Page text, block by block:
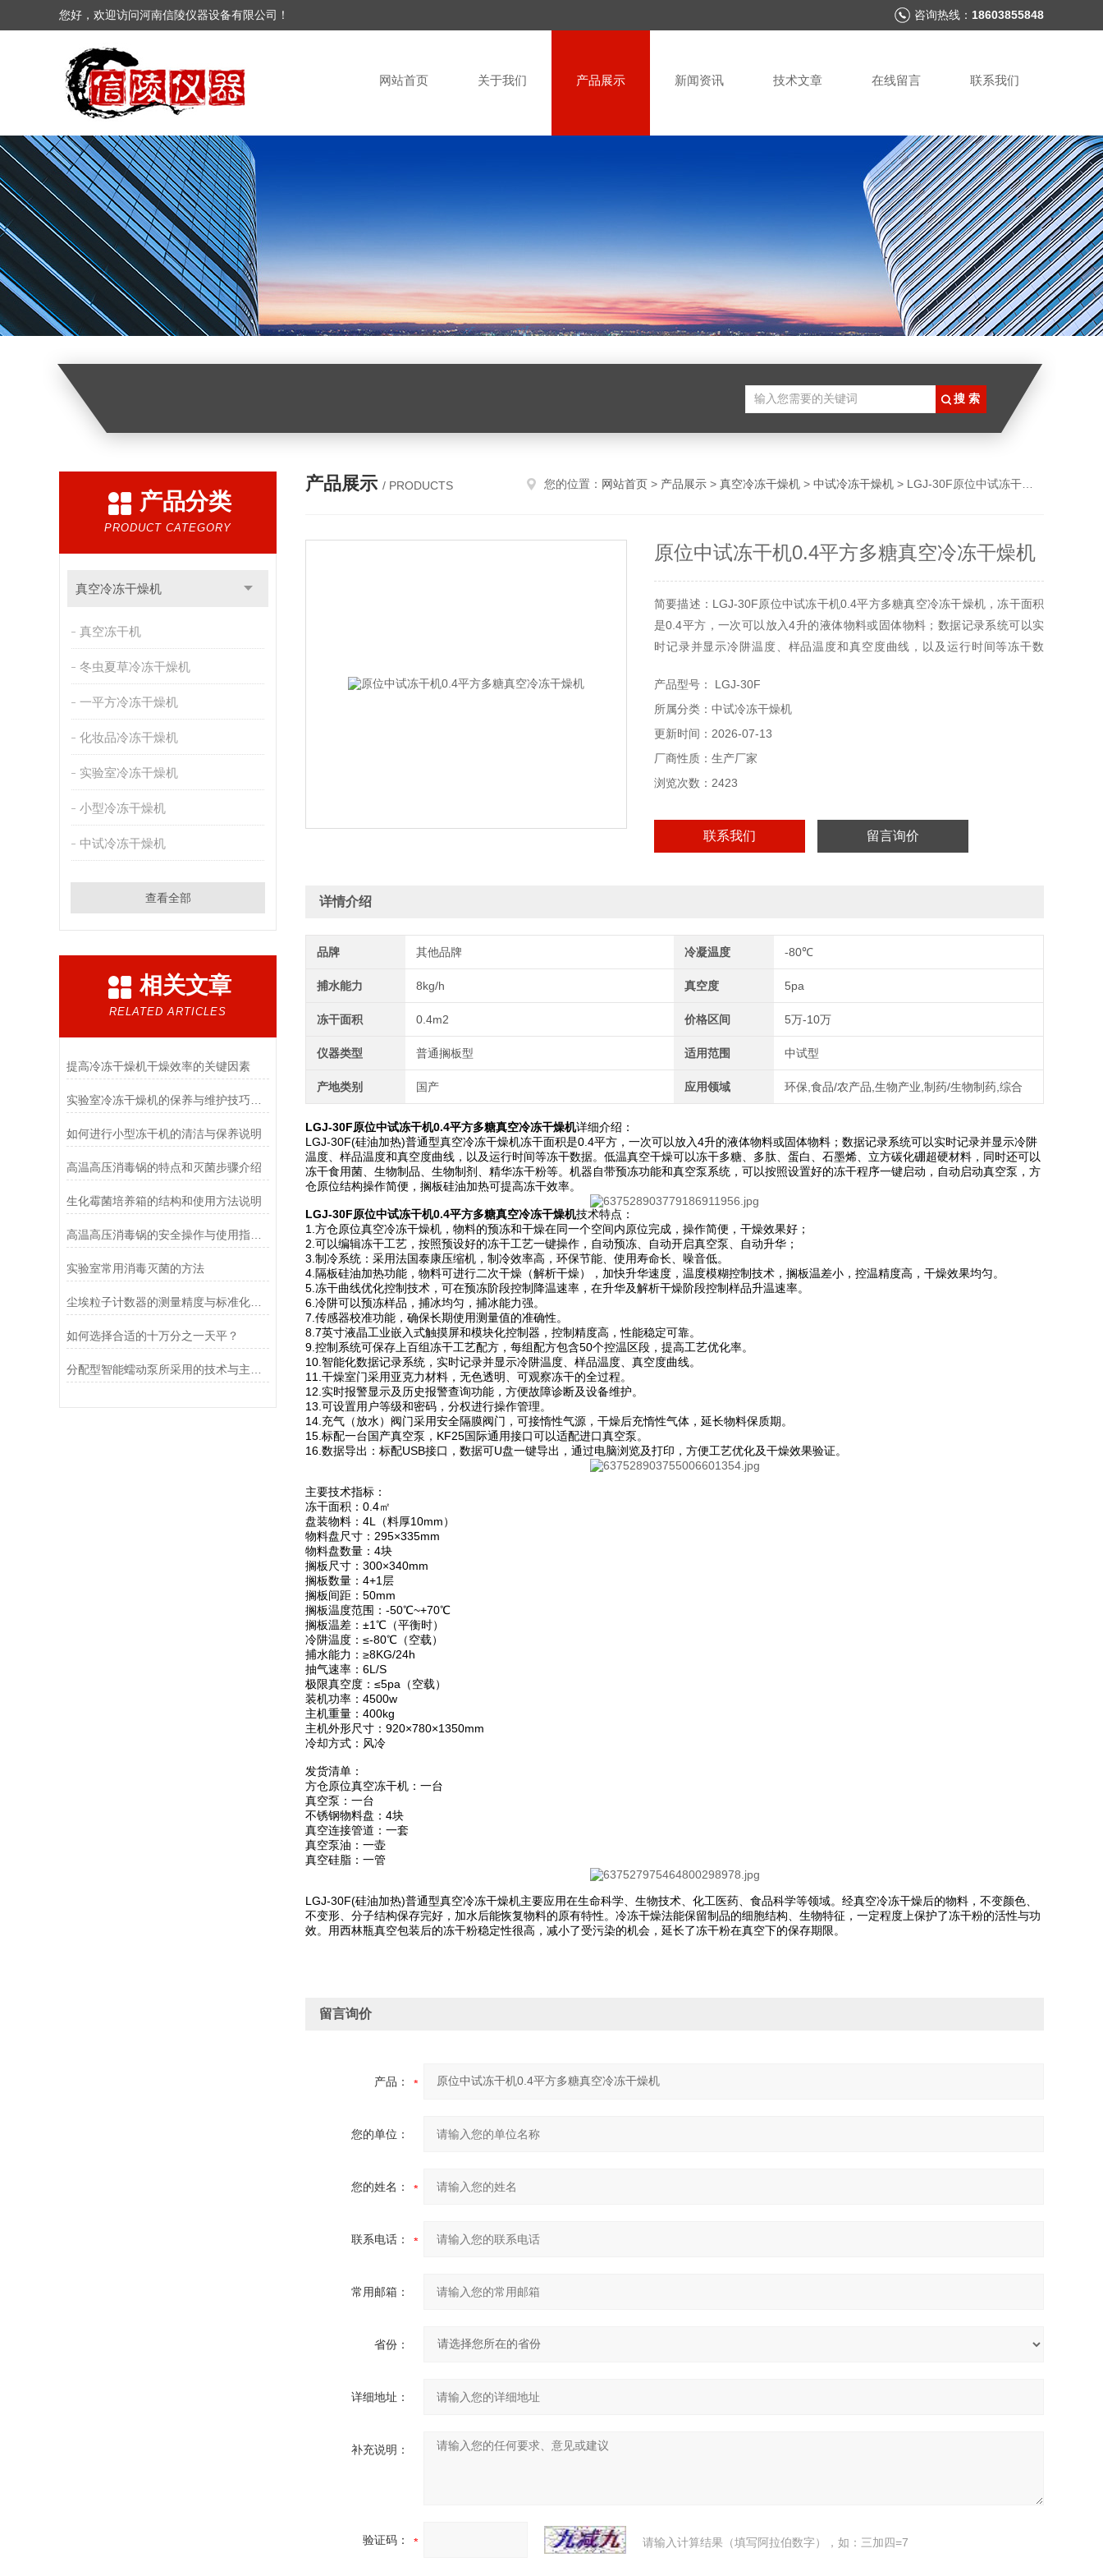
您好，欢迎访问河南信陵仪器设备有限公司！ 咨询热线： 18603855848
网站首页 关于我们 产品展示 新闻资讯 技术文章 在线留言 联系我们
产品分类
PRODUCT CATEGORY
真空冷冻干燥机
真空冻干机
冬虫夏草冷冻干燥机
一平方冷冻干燥机
化妆品冷冻干燥机
实验室冷冻干燥机
小型冷冻干燥机
中试冷冻干燥机
查看全部
相关文章
RELATED ARTICLES
提高冷冻干燥机干燥效率的关键因素
如何进行小型冻干机的清洁与保养说明
高温高压消毒锅的特点和灭菌步骤介绍
生化霉菌培养箱的结构和使用方法说明
高温高压消毒锅的安全操作与使用指南说明
实验室常用消毒灭菌的方法
尘埃粒子计数器的测量精度与标准化方法
如何选择合适的十万分之一天平？
产品展示 / PRODUCTS 您的位置： 网站首页 > 产品展示 > 真空冷冻干燥机 > 中试冷冻干燥机 > LGJ-30F原位中试冻干机0.4平方多糖真空冷冻干燥机
原位中试冻干机0.4平方多糖真空冷冻干燥机
简要描述：LGJ-30F原位中试冻干机0.4平方多糖真空冷冻干燥机，冻干面积
是0.4平方，一次可以放入4升的液体物料或固体物料；数据记录系统可以实
时记录并显示冷阱温度、样品温度和真空度曲线，以及运行时间等冻干数
料，同时还可以冻干食用菌、生物制品、生物制剂、精华冻干粉等。机器自
带预冻功能和真空泵系统。
产品型号： LGJ-30F
所属分类：中试冷冻干燥机
更新时间：2026-07-13
厂商性质：生产厂家
浏览次数：2423
联系我们 留言询价
详情介绍
品牌 其他品牌 冷凝温度 -80℃
捕水能力 8kg/h 真空度 5pa
冻干面积 0.4m2 价格区间 5万-10万
仪器类型 普通搁板型 适用范围 中试型
产地类别 国产 应用领域 环保,食品/农产品,生物产业,制药/生物制药,综合
LGJ-30F原位中试冻干机0.4平方多糖真空冷冻干燥机详细介绍：
LGJ-30F(硅油加热)普通型真空冷冻干燥机冻干面积是0.4平方，一次可以放入4升的液体物料或固体物料；数据记录系统可以实时记录并显示冷阱
温度、样品温度和真空度曲线，以及运行时间等冻干数据。低温真空干燥可以冻干多糖、多肽、蛋白、石墨烯、立方碳化硼超硬材料，同时还可以
冻干食用菌、生物制品、生物制剂、精华冻干粉等。机器自带预冻功能和真空泵系统，可以按照设置好的冻干程序一键启动，自动启动真空泵，方
仓原位结构操作简便，搁板硅油加热可提高冻干效率。
LGJ-30F原位中试冻干机0.4平方多糖真空冷冻干燥机技术特点：
1.方仓原位真空冷冻干燥机，物料的预冻和干燥在同一个空间内原位完成，操作简便，干燥效果好；
2.可以编辑冻干工艺，按照预设好的冻干工艺一键操作，自动预冻、自动开启真空泵、自动升华；
3.制冷系统：采用法国泰康压缩机，制冷效率高，环保节能、使用寿命长、噪音低。
4.隔板硅油加热功能，物料可进行二次干燥（解析干燥），加快升华速度，温度模糊控制技术，搁板温差小，控温精度高，干燥效果均匀。
5.冻干曲线优化控制技术，可在预冻阶段控制降温速率，在升华及解析干燥阶段控制样品升温速率。
6.冷阱可以预冻样品，捕冰均匀，捕冰能力强。
7.传感器校准功能，确保长期使用测量值的准确性。
8.7英寸液晶工业嵌入式触摸屏和模块化控制器，控制精度高，性能稳定可靠。
9.控制系统可保存上百组冻干工艺配方，每组配方包含50个控温区段，提高工艺优化率。
10.智能化数据记录系统，实时记录并显示冷阱温度、样品温度、真空度曲线。
11.干燥室门采用亚克力材料，无色透明、可观察冻干的全过程。
12.实时报警显示及历史报警查询功能，方便故障诊断及设备维护。
13.可设置用户等级和密码，分权进行操作管理。
14.充气（放水）阀门采用安全隔膜阀门，可接惰性气源，干燥后充惰性气体，延长物料保质期。
15.标配一台国产真空泵，KF25国际通用接口可以适配进口真空泵。
16.数据导出：标配USB接口，数据可U盘一键导出，通过电脑浏览及打印，方便工艺优化及干燥效果验证。
主要技术指标：
冻干面积：0.4㎡
盘装物料：4L（料厚10mm）
物料盘尺寸：295×335mm
物料盘数量：4块
搁板尺寸：300×340mm
搁板数量：4+1层
搁板间距：50mm
搁板温度范围：-50℃~+70℃
搁板温差：±1℃（平衡时）
冷阱温度：≤-80℃（空载）
捕水能力：≥8KG/24h
抽气速率：6L/S
极限真空度：≤5pa（空载）
装机功率：4500w
主机重量：400kg
主机外形尺寸：920×780×1350mm
冷却方式：风冷
发货清单：
方仓原位真空冻干机：一台
真空泵：一台
不锈钢物料盘：4块
真空连接管道：一套
真空泵油：一壶
真空硅脂：一管
LGJ-30F(硅油加热)普通型真空冷冻干燥机主要应用在生命科学、生物技术、化工医药、食品科学等领域。经真空冷冻干燥后的物料，不变颜色、
不变形、分子结构保存完好，加水后能恢复物料的原有特性。冷冻干燥法能保留制品的细胞结构、生物特征，一定程度上保护了冻干粉的活性与功
效。用西林瓶真空包装后的冻干粉稳定性很高，减小了受污染的机会，延长了冻干粉在真空下的保存期限。
留言询价
产品：
您的单位：
您的姓名：
联系电话：
常用邮箱：
省份：
详细地址：
补充说明：
验证码： 请输入计算结果（填写阿拉伯数字），如：三加四=7